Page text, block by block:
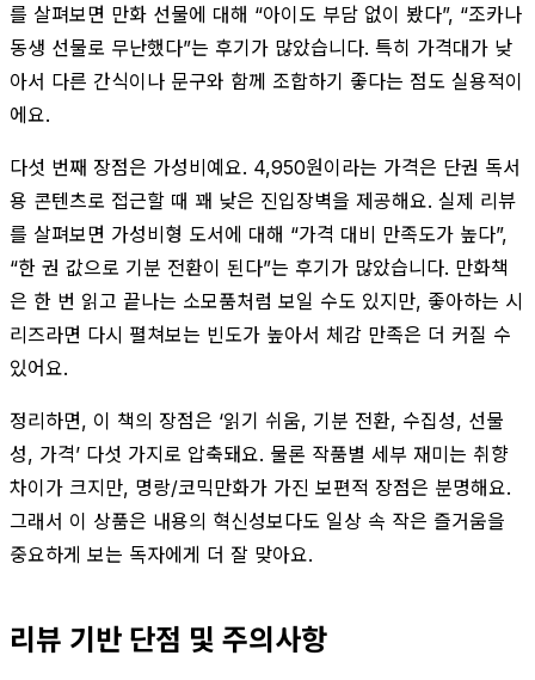
를 살펴보면 만화 선물에 대해 “아이도 부담 없이 봤다”, “조카나
동생 선물로 무난했다”는 후기가 많았습니다. 특히 가격대가 낮
아서 다른 간식이나 문구와 함께 조합하기 좋다는 점도 실용적이
에요.
다섯 번째 장점은 가성비예요. 4,950원이라는 가격은 단권 독서
용 콘텐츠로 접근할 때 꽤 낮은 진입장벽을 제공해요. 실제 리뷰
를 살펴보면 가성비형 도서에 대해 “가격 대비 만족도가 높다”,
“한 권 값으로 기분 전환이 된다”는 후기가 많았습니다. 만화책
은 한 번 읽고 끝나는 소모품처럼 보일 수도 있지만, 좋아하는 시
리즈라면 다시 펼쳐보는 빈도가 높아서 체감 만족은 더 커질 수
있어요.
정리하면, 이 책의 장점은 ‘읽기 쉬움, 기분 전환, 수집성, 선물
성, 가격’ 다섯 가지로 압축돼요. 물론 작품별 세부 재미는 취향
차이가 크지만, 명랑/코믹만화가 가진 보편적 장점은 분명해요.
그래서 이 상품은 내용의 혁신성보다도 일상 속 작은 즐거움을
중요하게 보는 독자에게 더 잘 맞아요.
리뷰 기반 단점 및 주의사항